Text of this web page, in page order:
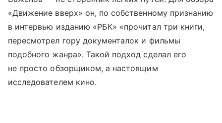
«Движение вверх» он, по собственному признанию
в интервью изданию «РБК» «прочитал три книги,
пересмотрел гору документалок и фильмы
подобного жанра». Такой подход сделал его
не просто обзорщиком, а настоящим
исследователем кино.